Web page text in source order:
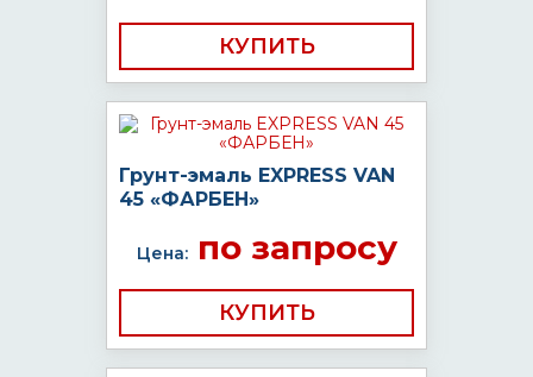
КУПИТЬ
Грунт-эмаль EXPRESS VAN
45 «ФАРБЕН»
Цена:по запросу
КУПИТЬ